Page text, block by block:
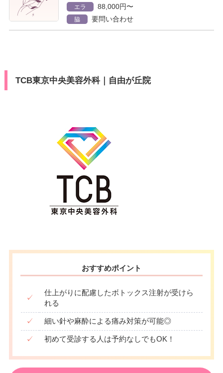
エラ 88,000円〜
脇 要問い合わせ
TCB東京中央美容外科｜自由が丘院
おすすめポイント
✓
仕上がりに配慮したボトックス注射が受けら
れる
✓ 細い針や麻酔による痛み対策が可能◎
✓ 初めて受診する人は予約なしでもOK！